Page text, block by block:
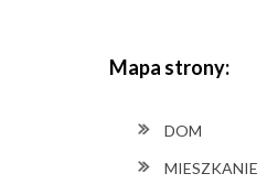
Mapa strony:
DOM
MIESZKANIE